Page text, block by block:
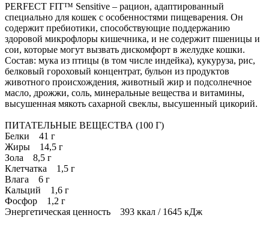
PERFECT FIT™ Sensitive – рацион, адаптированный
специально для кошек с особенностями пищеварения. Он
содержит пребиотики, способствующие поддержанию
здоровой микрофлоры кишечника, и не содержит пшеницы и
сои, которые могут вызвать дискомфорт в желудке кошки.
Состав: мука из птицы (в том числе индейка), кукуруза, рис,
белковый гороховый концентрат, бульон из продуктов
животного происхождения, животный жир и подсолнечное
масло, дрожжи, соль, минеральные вещества и витамины,
высушенная мякоть сахарной свеклы, высушенный цикорий.
ПИТАТЕЛЬНЫЕ ВЕЩЕСТВА (100 Г)
Белки 41 г
Жиры 14,5 г
Зола 8,5 г
Клетчатка 1,5 г
Влага 6 г
Кальций 1,6 г
Фосфор 1,2 г
Энергетическая ценность 393 ккал / 1645 кДж